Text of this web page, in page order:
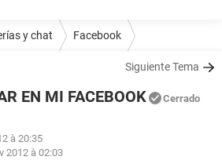
y chat Facebook
Siguiente Tema
EN MI FACEBOOK Cerrado
à 20:35
2012 à 02:03